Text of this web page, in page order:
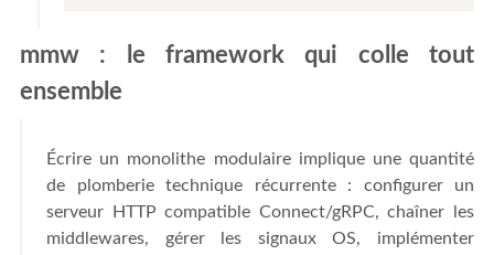
mmw : le framework qui colle tout
ensemble
Écrire un monolithe modulaire implique une quantité
de plomberie technique récurrente : configurer un
serveur HTTP compatible Connect/gRPC, chaîner les
middlewares, gérer les signaux OS, implémenter